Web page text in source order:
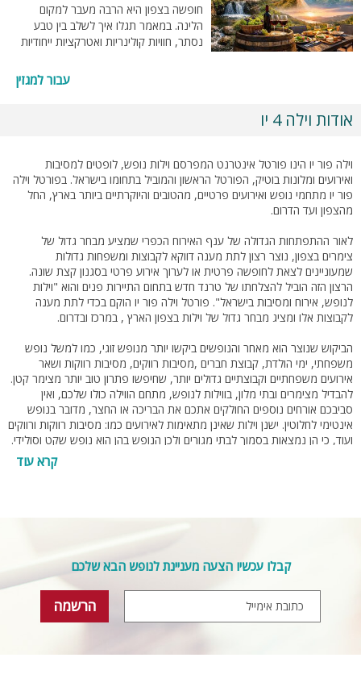
חופשה בצפון היא הרבה מעבר למקום
הלינה. במאמר תגלו איך לשלב בין טבע
נסתר, חוויות קולינריות ואטרקציות ייחודיות
עבור למגזין
אודות וילה 4 יו
וילה פור יו הינו פורטל אינטרנט המפרסם וילות נופש, לופטים למסיבות
ואירועים ומלונות בוטיק, הפורטל הראשון והמוביל בתחומו בישראל. בפורטל וילה
פור יו מתחמי נופש ואירועים פרטיים, מהטובים והיוקרתיים ביותר בארץ, החל
מהצפון ועד הדרום.
לאור ההתפתחות הגדולה של ענף האירוח הכפרי שמציע מבחר גדול של
צימרים בצפון, נוצר רצון לתת מענה דווקא לקבוצות ומשפחות גדולות
שמעוניינים לצאת לחופשה פרטית או לערוך אירוע פרטי בסגנון קצת שונה.
הרצון הזה הוביל להצלחתו של טרנד חדש בתחום התיירות פנים והוא "וילות
לנופש, אירוח ומסיבות בישראל". פורטל וילה פור יו הוקם בכדי לתת מענה
לקבוצות אלו ומציג מבחר גדול של וילות בצפון הארץ , במרכז ובדרום.
הביקוש שנוצר הוא מאחר והנופשים ביקשו יותר מנופש זוגי, כמו למשל נופש
משפחתי, ימי הולדת, קבוצת חברים ,מסיבות רווקים, מסיבות רווקות ושאר
אירועים משפחתיים וקבוצתיים גדולים יותר, שחיפשו פתרון טוב יותר מצימר קטן.
להבדיל מצימרים ובתי מלון, בווילות לנופש, מתחם הווילה כולו שלכם, ואין
סביבכם אורחים נוספים החולקים אתכם את הבריכה או החצר, מדובר בנופש
אינטימי לחלוטין. ישנן וילות שאינן מתאימות לאירועים כמו: מסיבות רווקות ורווקים
ועוד, כי הן נמצאות בסמוך לבתי מגורים ולכן הנופש בהן הוא נופש שקט וסולידי.
זכרו! לא כל וילה מתאימה לכל אירוע ולכן כדאי להיעזר בסרגל החיפוש העליון, בו
ניתן למצוא קטגוריות שונות המובילות אתכם אל המתחם המתאים ביותר לצרכים
במקום שאין בו שכנים. הפינוקים בוילה הם דומים לצימר רק שבוילה הכול יותר
ההרגשה כבצימר בודד וכשיוצאים לסלון הווילה, לבריכה או למרחב המשותף,
מרגישים את חווית הבילוי המשותף.
מי מאתנו לא חולם כל יום על וילה פרטית? בית ענקי בו נוכל לגדל את ילדינו
בהמון מרחב, ליהנות מפינוקים כמו ג'קוזי בסוויטת ההורים ובריכת שחייה פרטית
ג'קוזי ספא בחצר ולא באמת יכולים להרשות לעצמם לרכוש וילה בסדר גודל כזה,
קבלו עכשיו הצעה מעניינת לנופש הבא שלכם